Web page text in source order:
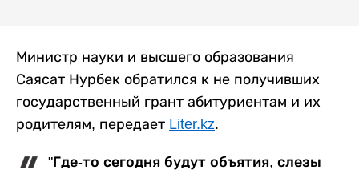
Министр науки и высшего образования
Саясат Нурбек обратился к не получивших
государственный грант абитуриентам и их
родителям, передает Liter.kz.
"Где-то сегодня будут объятия, слезы